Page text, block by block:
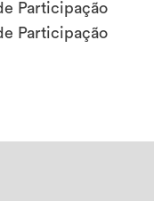
Participação
Participação